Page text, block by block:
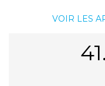
VOIR LES